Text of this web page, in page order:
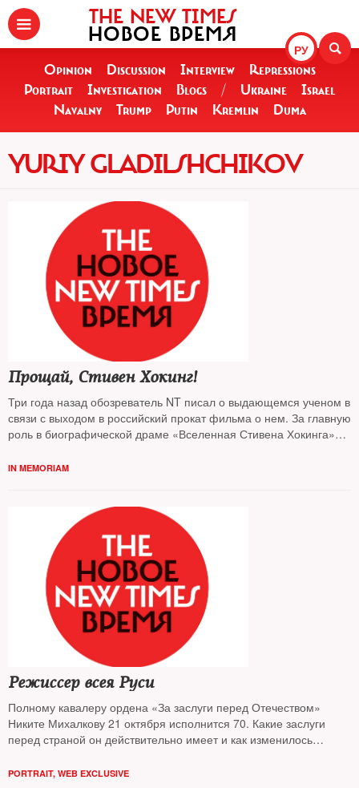
РУ
THE NEW TIMES
НОВОЕ ВРЕМЯ
Opinion Discussion Interview
Repressions
Portrait
Investigation Blogs / Ukraine
Israel
Navalny
Trump Putin Kremlin Duma
YURIY GLADILSHCHIKOV
Прощай, Стивен Хокинг!
Три года назад обозреватель NT писал о выдающемся ученом в
связи с выходом в российский прокат фильма о нем. За главную
роль в биографической драме «Вселенная Стивена Хокинга»
IN MEMORIAM
Режиссер всея Руси
Полному кавалеру ордена «За заслуги перед Отечеством»
Никите Михалкову 21 октября исполнится 70. Какие заслуги
перед страной он действительно имеет и как изменилось
New Times
PORTRAIT, WEB EXCLUSIVE